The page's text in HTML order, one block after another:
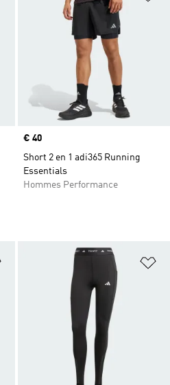
Prix
€ 40
Short 2 en 1 adi365 Running
Essentials
Hommes Performance
Ajouter à la Liste de produits